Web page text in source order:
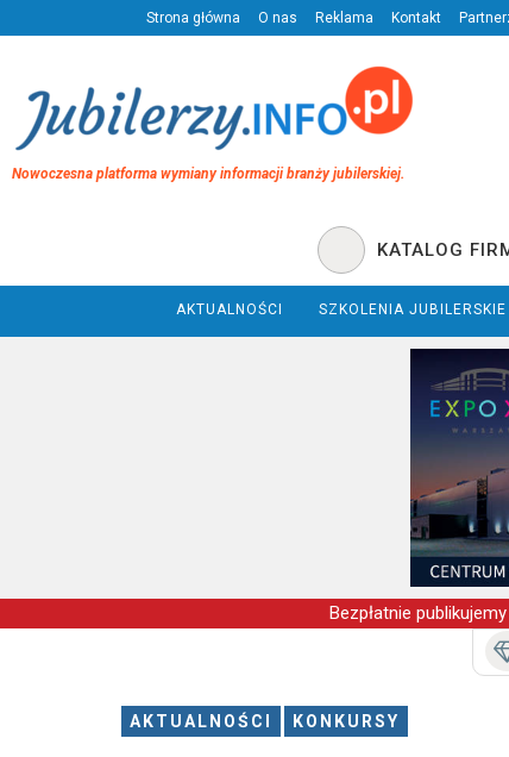
Strona główna O nas Reklama Kontakt
Nowoczesna platforma wymiany informacji branży jubilerskiej.
KATALOG
AKTUALNOŚCI SZKOLENIA JUBILERSKIE
Bezpłatnie
AKTUALNOŚCI KONKURSY